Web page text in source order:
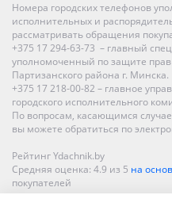
Номера городских телефонов
исполнительных и
рассматривать обращения
+375 17 294-63-73 – главный
уполномоченный по защите
Партизанского района г. Минска.
+375 17 218-00-82 – главное
городского исполнительного
По вопросам, касающимся
вы можете обратиться по
Рейтинг Ydachnik.by
Средняя оценка: 4.9 из 5 на
покупателей